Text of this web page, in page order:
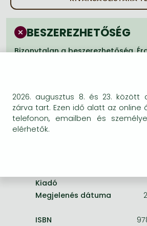
Frieren manga
One-Punch Man manga
BESZEREZHETŐSÉG
Bizonytalan a beszerezhetőség.
Kiadó
Megjelenés dátuma
ISBN
2026. augusztus 8. és 23. között
zárva tart. Ezen idő alatt az online
telefonon, emailben és
elérhetők.